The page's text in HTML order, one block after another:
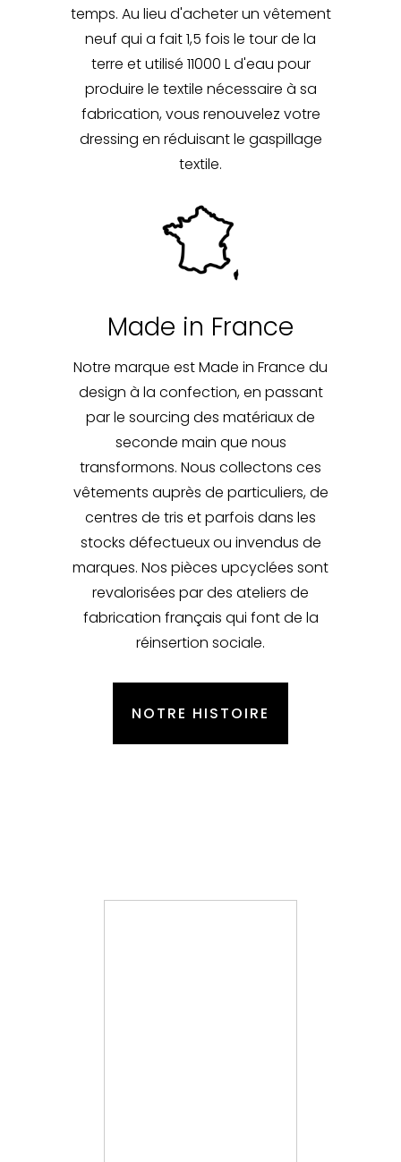
temps. Au lieu d'acheter un vêtement
neuf qui a fait 1,5 fois le tour de la
terre et utilisé 11000 L d'eau pour
produire le textile nécessaire à sa
fabrication, vous renouvelez votre
dressing en réduisant le gaspillage
textile.
Made in France
Notre marque est Made in France du
design à la confection, en passant
par le sourcing des matériaux de
seconde main que nous
transformons. Nous collectons ces
vêtements auprès de particuliers, de
centres de tris et parfois dans les
stocks défectueux ou invendus de
marques. Nos pièces upcyclées sont
revalorisées par des ateliers de
fabrication français qui font de la
réinsertion sociale.
NOTRE HISTOIRE